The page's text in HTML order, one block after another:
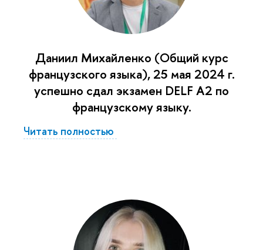
Даниил Михайленко (Общий курс
французского языка), 25 мая 2024 г.
успешно сдал экзамен DELF A2 по
французскому языку.
Читать полностью